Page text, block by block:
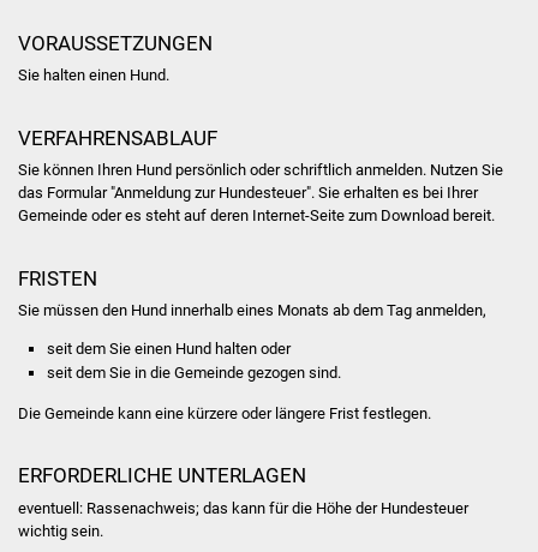
Partnerstädte
Projekte
Presse
VORAUSSETZUNGEN
Sie halten einen Hund.
VERFAHRENSABLAUF
Sie können Ihren Hund persönlich oder schriftlich anmelden. Nutzen Sie
das Formular "Anmeldung zur Hundesteuer". Sie erhalten es bei Ihrer
Gemeinde oder es steht auf deren Internet-Seite zum Download bereit.
FRISTEN
Sie müssen den Hund innerhalb eines Monats ab dem Tag anmelden,
seit dem Sie einen Hund halten oder
seit dem Sie in die Gemeinde gezogen sind.
Die Gemeinde kann eine kürzere oder längere Frist festlegen.
ERFORDERLICHE UNTERLAGEN
eventuell: Rassenachweis; das kann für die Höhe der Hundesteuer
wichtig sein.